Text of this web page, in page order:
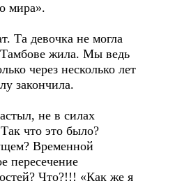
мира».
Та девочка не могла
жила. Мы ведь
через несколько лет
закончила.
не в силах
что это было?
Временной
пересечение
Что?!!! «Как же я